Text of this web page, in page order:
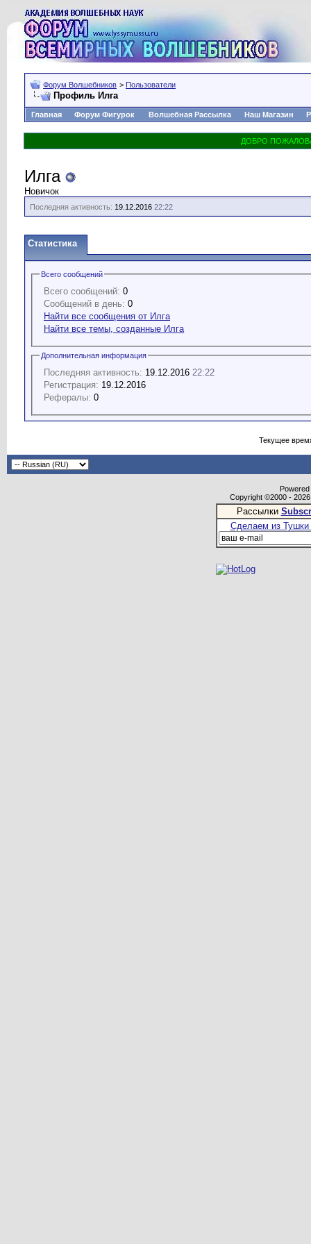
Форум Волшебников > Пользователи
Профиль Илга
Главная Форум Фигурок Волшебная Рассылка Наш Магазин
Илга
Новичок
Последняя активность: 19.12.2016 22:22
Статистика
Всего сообщений
Всего сообщений: 0
Сообщений в день: 0
Найти все сообщения от Илга
Найти все темы, созданные Илга
Дополнительная информация
Последняя активность: 19.12.2016 22:22
Регистрация: 19.12.2016
Рефералы: 0
Текущее
Copyright ©2000 -
Рассылки
Сделаем из Тушки